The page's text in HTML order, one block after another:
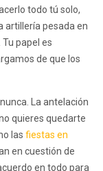
todo tú solo,
artillería pesada en
papel es
de que los
La antelación
quieres quedarte
las fiestas en
en cuestión de
en todo para